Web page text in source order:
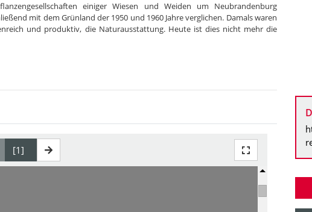
einiger Wiesen und Weiden um Neubrandenburg
mit dem Grünland der 1950 und 1960 Jahre verglichen. Damals waren
und produktiv, die Naturausstattung. Heute ist dies nicht mehr die